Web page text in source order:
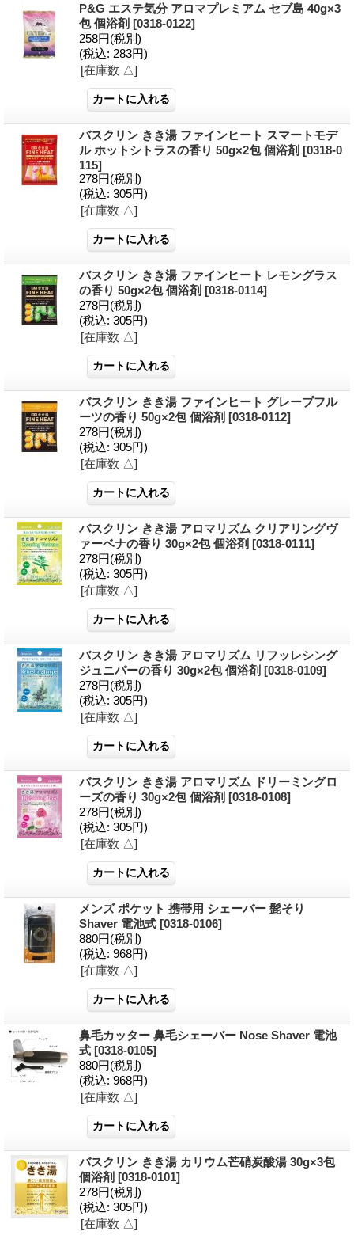
P&G エステ気分 アロマプレミアム セブ島 40g×3
包 個浴剤 [0318-0122]
258円(税別)
(税込: 283円)
[在庫数 △]
バスクリン きき湯 ファインヒート スマートモデ
ル ホットシトラスの香り 50g×2包 個浴剤 [0318-0
115]
278円(税別)
(税込: 305円)
[在庫数 △]
バスクリン きき湯 ファインヒート レモングラス
の香り 50g×2包 個浴剤 [0318-0114]
278円(税別)
(税込: 305円)
[在庫数 △]
バスクリン きき湯 ファインヒート グレープフル
ーツの香り 50g×2包 個浴剤 [0318-0112]
278円(税別)
(税込: 305円)
[在庫数 △]
バスクリン きき湯 アロマリズム クリアリングヴ
ァーベナの香り 30g×2包 個浴剤 [0318-0111]
278円(税別)
(税込: 305円)
[在庫数 △]
バスクリン きき湯 アロマリズム リフッレシング
ジュニパーの香り 30g×2包 個浴剤 [0318-0109]
278円(税別)
(税込: 305円)
[在庫数 △]
バスクリン きき湯 アロマリズム ドリーミングロ
ーズの香り 30g×2包 個浴剤 [0318-0108]
278円(税別)
(税込: 305円)
[在庫数 △]
メンズ ポケット 携帯用 シェーバー 髭そり
Shaver 電池式 [0318-0106]
880円(税別)
(税込: 968円)
[在庫数 △]
鼻毛カッター 鼻毛シェーバー Nose Shaver 電池
式 [0318-0105]
880円(税別)
(税込: 968円)
[在庫数 △]
バスクリン きき湯 カリウム芒硝炭酸湯 30g×3包
個浴剤 [0318-0101]
278円(税別)
(税込: 305円)
[在庫数 △]